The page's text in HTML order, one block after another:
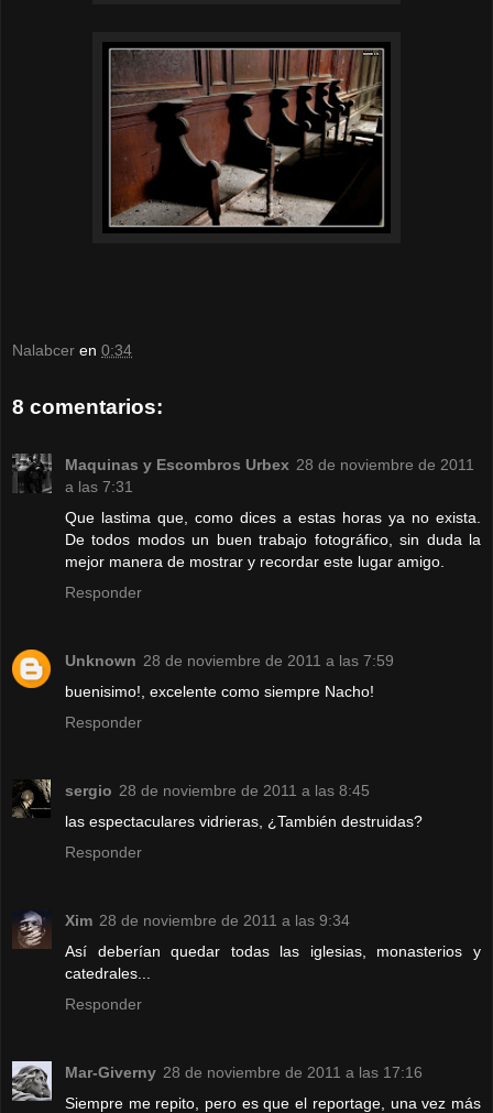
Nalabcer en 0:34
8 comentarios:
Maquinas y Escombros Urbex 28 de noviembre de 2011
a las 7:31
Que lastima que, como dices a estas horas ya no exista.
De todos modos un buen trabajo fotográfico, sin duda la
mejor manera de mostrar y recordar este lugar amigo.
Responder
Unknown 28 de noviembre de 2011 a las 7:59
buenisimo!, excelente como siempre Nacho!
Responder
sergio 28 de noviembre de 2011 a las 8:45
las espectaculares vidrieras, ¿También destruidas?
Responder
Xim 28 de noviembre de 2011 a las 9:34
Así deberían quedar todas las iglesias, monasterios y
catedrales...
Responder
Mar-Giverny 28 de noviembre de 2011 a las 17:16
Siempre me repito, pero es que el reportage, una vez más